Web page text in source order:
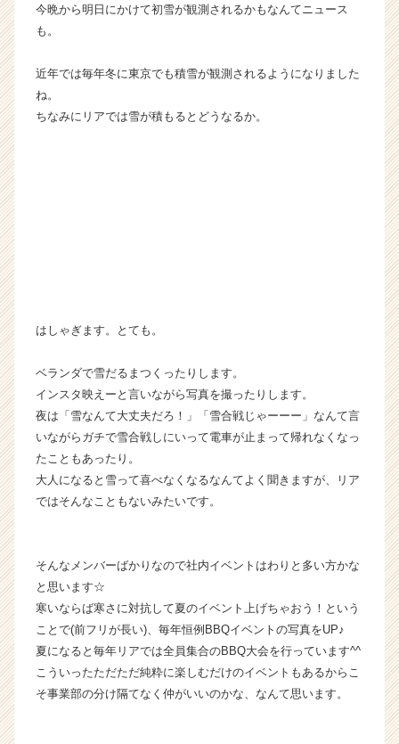
イ
ベ
チ
ト
届
く
就
活
ト
チ
ャ
ア
（C
h
e
e
r
今晩から明日にかけて初雪が観測されるかもなんてニュース
も。
近年では毎年冬に東京でも積雪が観測されるようになりました
ね。
ちなみにリアでは雪が積もるとどうなるか。
はしゃぎます。とても。
ベランダで雪だるまつくったりします。
インスタ映えーと言いながら写真を撮ったりします。
夜は「雪なんて大丈夫だろ！」「雪合戦じゃーーー」なんて言
いながらガチで雪合戦しにいって電車が止まって帰れなくなっ
たこともあったり。
大人になると雪って喜べなくなるなんてよく聞きますが、リア
ではそんなこともないみたいです。
そんなメンバーばかりなので社内イベントはわりと多い方かな
と思います☆
寒いならば寒さに対抗して夏のイベント上げちゃおう！という
ことで(前フリが長い)、毎年恒例BBQイベントの写真をUP♪
夏になると毎年リアでは全員集合のBBQ大会を行っています^^
こういったただただ純粋に楽しむだけのイベントもあるからこ
そ事業部の分け隔てなく仲がいいのかな、なんて思います。